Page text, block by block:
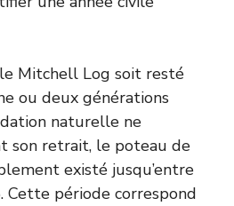
Mitchell Log soit resté
ou deux générations
naturelle ne
son retrait, le poteau de
existé jusqu’entre
Cette période correspond